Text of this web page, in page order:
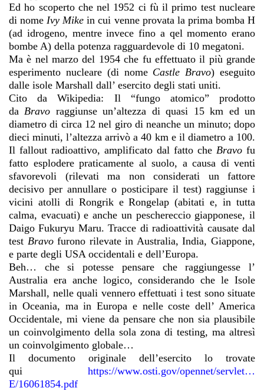
Ed ho scoperto che nel 1952 ci fù il primo test nucleare
di nomeIvy Mike in cui venne provata la prima bomba H
(ad idrogeno, mentre invece fino a qel momento erano
bombe A) della potenza ragguardevole di 10 megatoni.
Ma è nel marzo del 1954 che fu effettuato il più grande
esperimento nucleare (di nome Castle Bravo) eseguito
dalle isole Marshall dall’ esercito degli stati uniti.
Cito da Wikipedia: Il “fungo atomico” prodotto
daBravo raggiunse un’altezza di quasi 15 km ed un
diametro di circa 12 nel giro di neanche un minuto; dopo
dieci minuti, l’altezza arrivò a 40 km e il diametro a 100.
Il fallout radioattivo, amplificato dal fatto che Bravo fu
fatto esplodere praticamente al suolo, a causa di venti
sfavorevoli (rilevati ma non considerati un fattore
decisivo per annullare o posticipare il test) raggiunse i
vicini atolli di Rongrik e Rongelap (abitati e, in tutta
calma, evacuati) e anche un peschereccio giapponese, il
Daigo Fukuryu Maru. Tracce di radioattività causate dal
test Bravo furono rilevate in Australia, India, Giappone,
e parte degli USA occidentali e dell’Europa.
Beh… che si potesse pensare che raggiungesse l’
Australia era anche logico, considerando che le Isole
Marshall, nelle quali vennero effettuati i test sono situate
in Oceania, ma in Europa e nelle coste dell’ America
Occidentale, mi viene da pensare che non sia plausibile
un coinvolgimento della sola zona di testing, ma altresì
un coinvolgimento globale…
Il documento originale dell’esercito lo trovate
qui
https://www.osti.gov/opennet/servlet…
E/16061854.pdf